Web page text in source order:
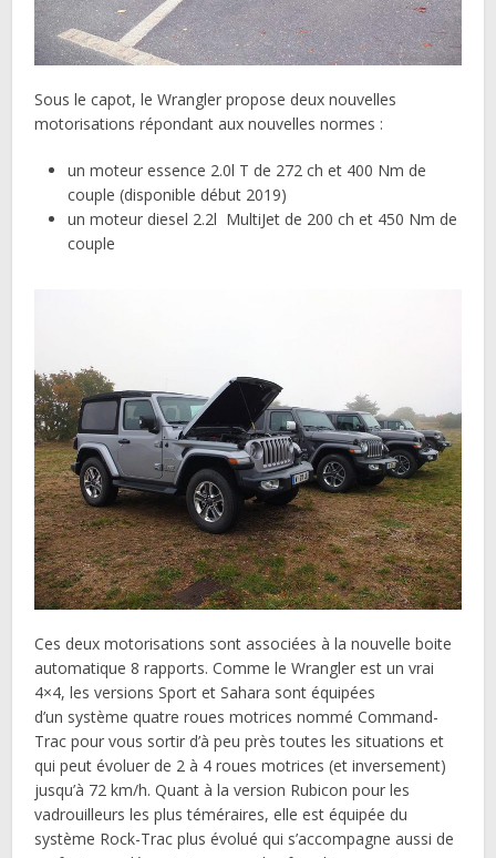
Sous le capot, le Wrangler propose deux nouvelles
motorisations répondant aux nouvelles normes :
un moteur essence 2.0l T de 272 ch et 400 Nm de
couple (disponible début 2019)
un moteur diesel 2.2l MultiJet de 200 ch et 450 Nm de
couple
Ces deux motorisations sont associées à la nouvelle boite
automatique 8 rapports. Comme le Wrangler est un vrai
4×4, les versions Sport et Sahara sont équipées
d’un système quatre roues motrices nommé Command-
Trac pour vous sortir d’à peu près toutes les situations et
qui peut évoluer de 2 à 4 roues motrices (et inversement)
jusqu’à 72 km/h. Quant à la version Rubicon pour les
vadrouilleurs les plus téméraires, elle est équipée du
système Rock-Trac plus évolué qui s’accompagne aussi de